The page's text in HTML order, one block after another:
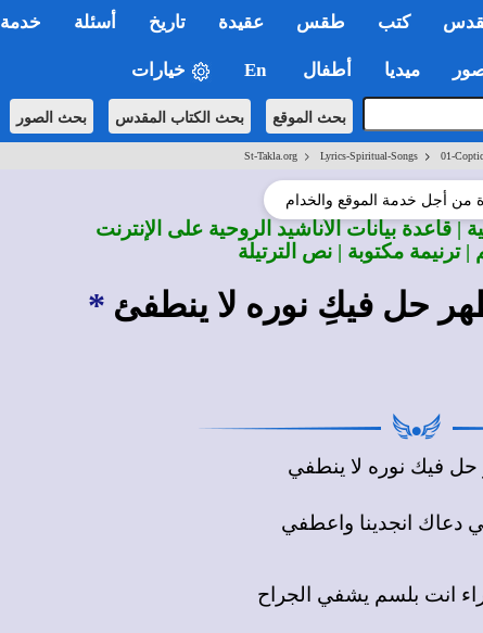
كتب طقس عقيدة تاريخ أسئلة خدمة
ميديا أطفال En خيارات
بحث الموقع بحث الكتاب المقدس بحث الصور
St-Takla.org> Lyrics-Spiritual-Songs> 01-
من أجل خدمة الموقع والخدام
| قاعدة بيانات الأناشيد الروحية على الإنترنت
| ترنيمة مكتوبة | نص الترتيلة
حل فيكِ نوره لا ينطفئ *
حل فيك نوره لا ينطفي
في دعاك انجدينا واعطفي